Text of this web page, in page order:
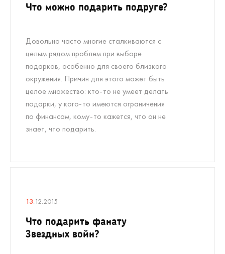
Что можно подарить подруге?
Довольно часто многие сталкиваются с
целым рядом проблем при выборе
подарков, особенно для своего близкого
окружения. Причин для этого может быть
целое множество: кто-то не умеет делать
подарки, у кого-то имеются ограничения
по финансам, кому-то кажется, что он не
знает, что подарить.
13.12.2015
Что подарить фанату
Звездных войн?